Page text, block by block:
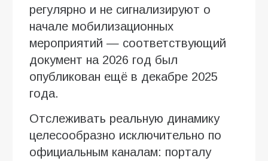
регулярно и не сигнализируют о
начале мобилизационных
мероприятий — соответствующий
документ на 2026 год был
опубликован ещё в декабре 2025
года.
Отслеживать реальную динамику
целесообразно исключительно по
официальным каналам: порталу